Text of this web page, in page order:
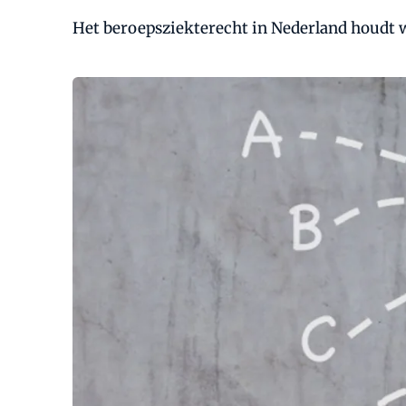
Het beroepsziekterecht in Nederland